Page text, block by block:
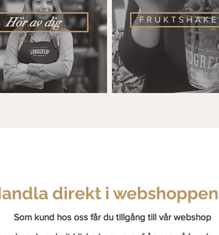
Hör av dig F R U K T S H A K E
direkt i webshoppen
Som kund hos oss får du tillgång till vår webshop